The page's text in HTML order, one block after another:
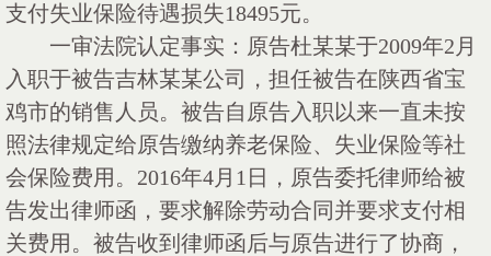
支付失业保险待遇损失18495元。
一审法院认定事实：原告杜某某于2009年2月
入职于被告吉林某某公司，担任被告在陕西省宝
鸡市的销售人员。被告自原告入职以来一直未按
照法律规定给原告缴纳养老保险、失业保险等社
会保险费用。2016年4月1日，原告委托律师给被
告发出律师函，要求解除劳动合同并要求支付相
关费用。被告收到律师函后与原告进行了协商，